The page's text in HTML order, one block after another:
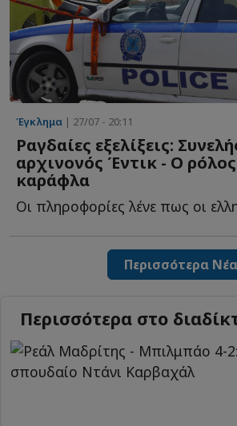
Έγκλημα | 27/07 - 20:11
Ραγδαίες εξελίξεις:
αρχινονός Έντικ - Ο
καράφλα
Περισσότερα Νέα
Περισσότερα στο